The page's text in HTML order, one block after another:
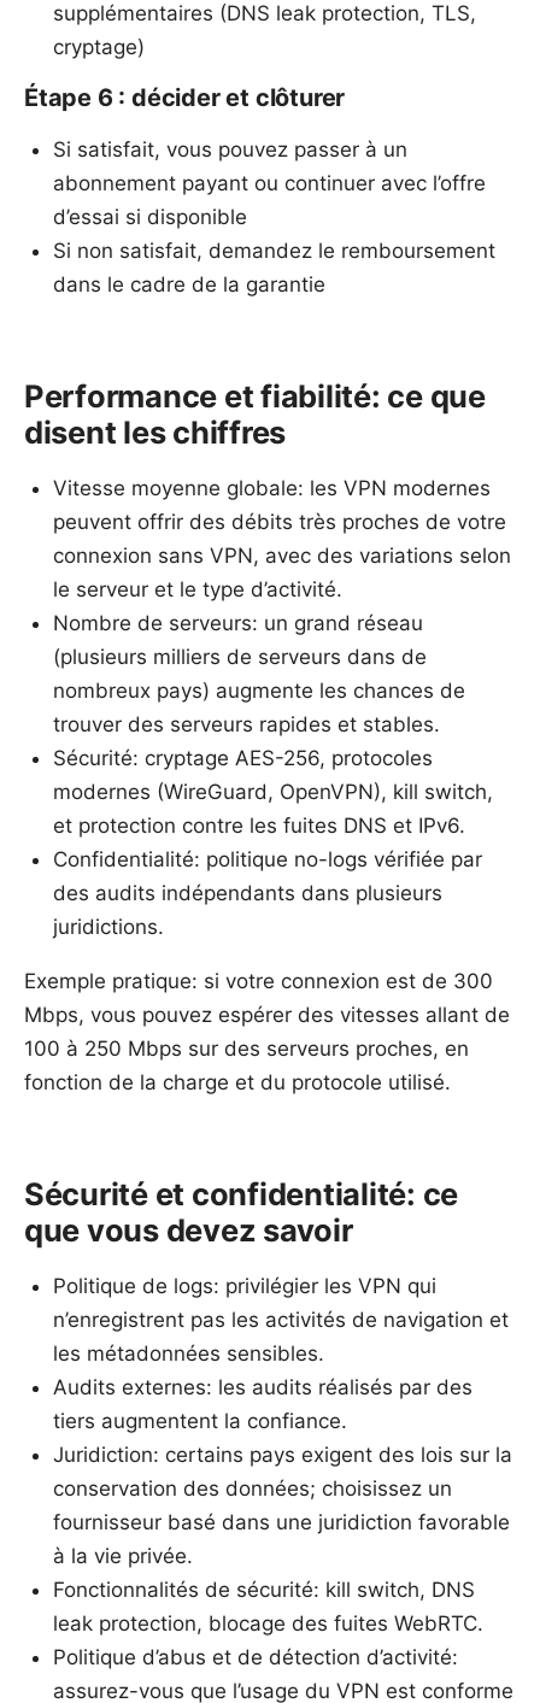
supplémentaires (DNS leak protection, TLS,
cryptage)
Étape 6 : décider et clôturer
Si satisfait, vous pouvez passer à un
abonnement payant ou continuer avec l’offre
d’essai si disponible
Si non satisfait, demandez le remboursement
dans le cadre de la garantie
Performance et fiabilité: ce que
disent les chiffres
Vitesse moyenne globale: les VPN modernes
peuvent offrir des débits très proches de votre
connexion sans VPN, avec des variations selon
le serveur et le type d’activité.
Nombre de serveurs: un grand réseau
(plusieurs milliers de serveurs dans de
nombreux pays) augmente les chances de
trouver des serveurs rapides et stables.
Sécurité: cryptage AES-256, protocoles
modernes (WireGuard, OpenVPN), kill switch,
et protection contre les fuites DNS et IPv6.
Confidentialité: politique no-logs vérifiée par
des audits indépendants dans plusieurs
juridictions.
Exemple pratique: si votre connexion est de 300
Mbps, vous pouvez espérer des vitesses allant de
100 à 250 Mbps sur des serveurs proches, en
fonction de la charge et du protocole utilisé.
Sécurité et confidentialité: ce
que vous devez savoir
Politique de logs: privilégier les VPN qui
n’enregistrent pas les activités de navigation et
les métadonnées sensibles.
Audits externes: les audits réalisés par des
tiers augmentent la confiance.
Juridiction: certains pays exigent des lois sur la
conservation des données; choisissez un
fournisseur basé dans une juridiction favorable
à la vie privée.
Fonctionnalités de sécurité: kill switch, DNS
leak protection, blocage des fuites WebRTC.
Politique d’abus et de détection d’activité:
assurez-vous que l’usage du VPN est conforme